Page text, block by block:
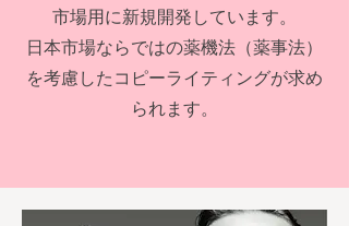
市場用に新規開発しています。
日本市場ならではの薬機法（薬事法）
を考慮したコピーライティングが求め
られます。